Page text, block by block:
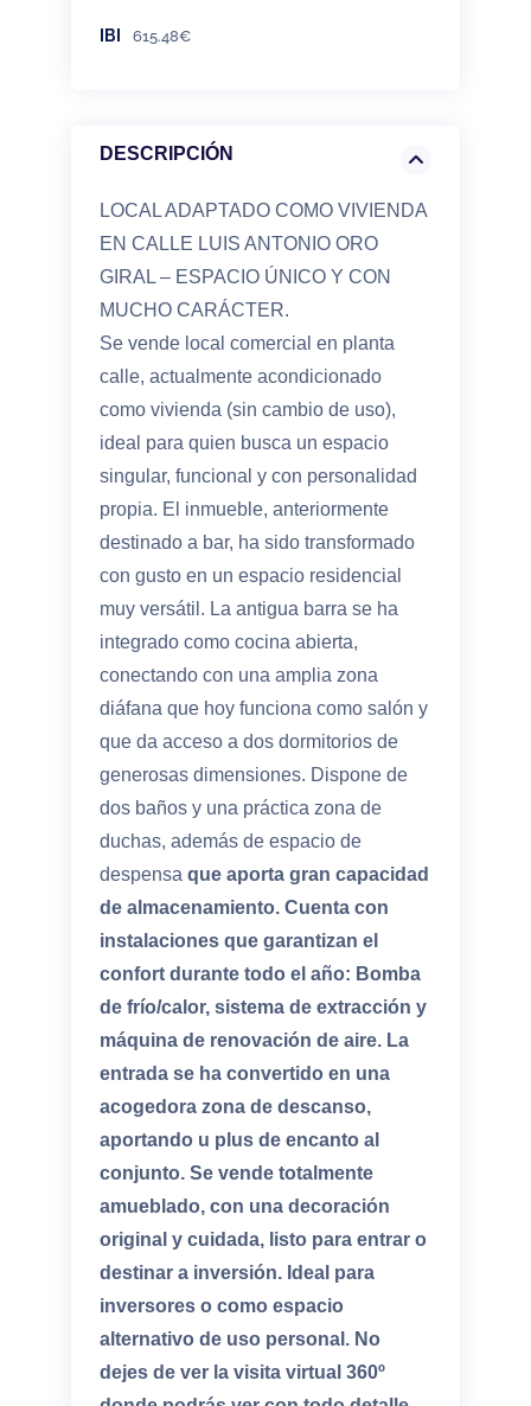
IBI 615.48€
DESCRIPCIÓN
LOCAL ADAPTADO COMO VIVIENDA
EN CALLE LUIS ANTONIO ORO
GIRAL – ESPACIO ÚNICO Y CON
MUCHO CARÁCTER.
Se vende local comercial en planta
calle, actualmente acondicionado
como vivienda (sin cambio de uso),
ideal para quien busca un espacio
singular, funcional y con personalidad
propia. El inmueble, anteriormente
destinado a bar, ha sido transformado
con gusto en un espacio residencial
muy versátil. La antigua barra se ha
integrado como cocina abierta,
conectando con una amplia zona
diáfana que hoy funciona como salón y
que da acceso a dos dormitorios de
generosas dimensiones. Dispone de
dos baños y una práctica zona de
duchas, además de espacio de
despensaque aporta gran capacidad
de almacenamiento. Cuenta con
instalaciones que garantizan el
confort durante todo el año: Bomba
de frío/calor, sistema de extracción y
máquina de renovación de aire. La
entrada se ha convertido en una
acogedora zona de descanso,
aportando u plus de encanto al
conjunto. Se vende totalmente
amueblado, con una decoración
original y cuidada, listo para entrar o
destinar a inversión. Ideal para
inversores o como espacio
alternativo de uso personal. No
dejes de ver la visita virtual 360º